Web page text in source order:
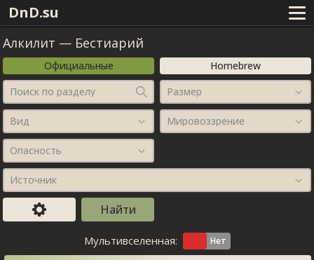
DnD.su
Алкилит — Бестиарий
Официальные
Homebrew
Поиск по разделу
Размер
Вид Мировоззрение
Опасность
Источник
Мультивселенная: